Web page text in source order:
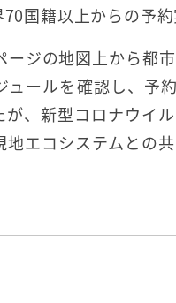
国籍以上からの予約
ージの地図上から都
ュールを確認し、予
が、新型コロナウイ
地エコシステムとの